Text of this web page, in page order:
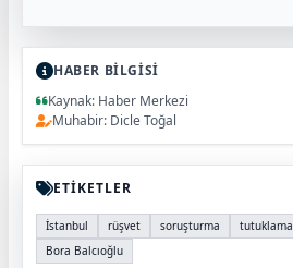
HABER BİLGİSİ
Kaynak: Haber Merkezi
Muhabir: Dicle Toğal
ETİKETLER
İstanbul rüşvet soruşturma tutuklama
Bora Balcıoğlu